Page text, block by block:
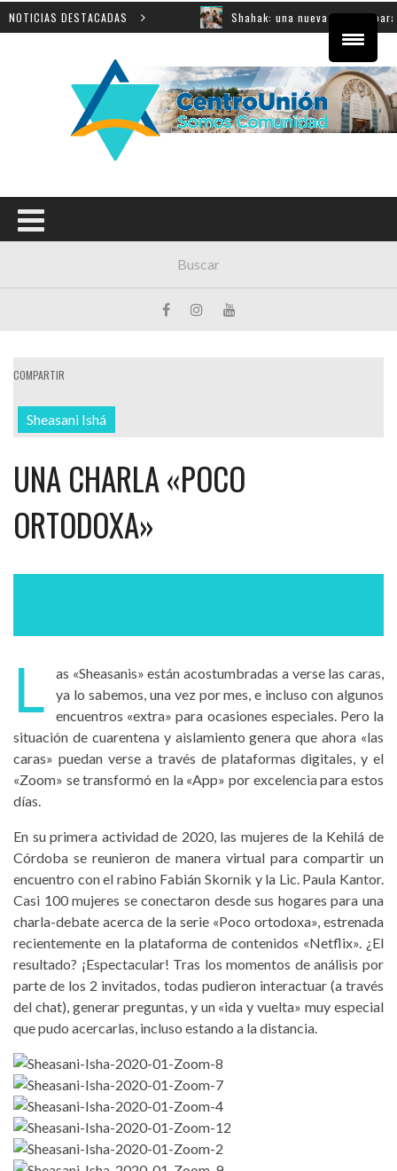
NOTICIAS DESTACADAS
educativa Shahak: una nueva jornada para
COMPARTIR
Sheasani Ishá
UNA CHARLA «POCO
ORTODOXA»
L
as «Sheasanis» están acostumbradas a verse las caras,
ya lo sabemos, una vez por mes, e incluso con algunos
encuentros «extra» para ocasiones especiales. Pero la
situación de cuarentena y aislamiento genera que ahora «las
caras» puedan verse a través de plataformas digitales, y el
«Zoom» se transformó en la «App» por excelencia para estos
días.
En su primera actividad de 2020, las mujeres de la Kehilá de
Córdoba se reunieron de manera virtual para compartir un
encuentro con el rabino Fabián Skornik y la Lic. Paula Kantor.
Casi 100 mujeres se conectaron desde sus hogares para una
charla-debate acerca de la serie «Poco ortodoxa», estrenada
recientemente en la plataforma de contenidos «Netflix». ¿El
resultado? ¡Espectacular! Tras los momentos de análisis por
parte de los 2 invitados, todas pudieron interactuar (a través
del chat), generar preguntas, y un «ida y vuelta» muy especial
que pudo acercarlas, incluso estando a la distancia.